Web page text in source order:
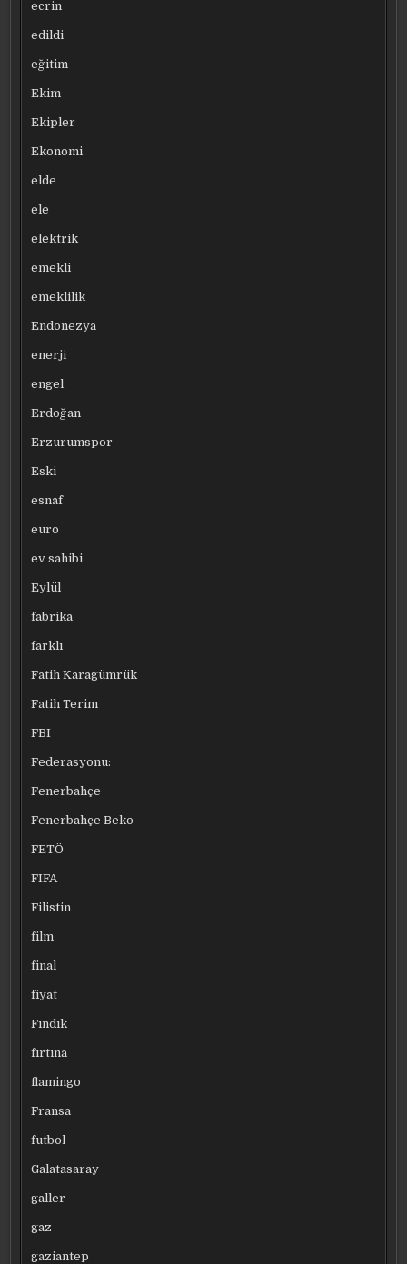
ecrin
edildi
eğitim
Ekim
Ekipler
Ekonomi
elde
ele
elektrik
emekli
emeklilik
Endonezya
enerji
engel
Erdoğan
Erzurumspor
Eski
esnaf
euro
ev sahibi
Eylül
fabrika
farklı
Fatih Karagümrük
Fatih Terim
FBI
Federasyonu:
Fenerbahçe
Fenerbahçe Beko
FETÖ
FIFA
Filistin
film
final
fiyat
Fındık
fırtına
flamingo
Fransa
futbol
Galatasaray
galler
gaz
gaziantep